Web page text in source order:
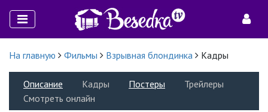
На главную Фильмы Взрывная блондинка Кадры
Описание Кадры Постеры
Трейлеры
Смотреть онлайн